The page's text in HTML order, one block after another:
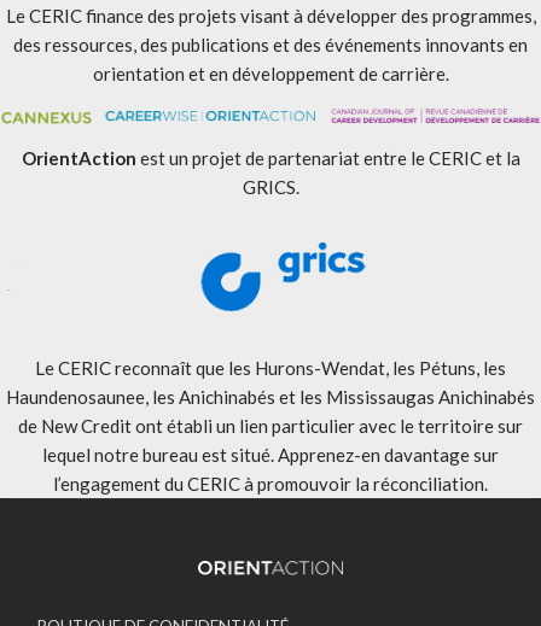
Le CERIC finance des projets visant à développer des programmes,
des ressources, des publications et des événements innovants en
orientation et en développement de carrière.
OrientAction est un projet de partenariat entre le CERIC et la
GRICS.
Le CERIC reconnaît que les Hurons-Wendat, les Pétuns, les
Haundenosaunee, les Anichinabés et les Mississaugas Anichinabés
de New Credit ont établi un lien particulier avec le territoire sur
lequel notre bureau est situé. Apprenez-en davantage sur
l’engagement du CERIC à promouvoir la réconciliation.